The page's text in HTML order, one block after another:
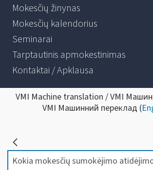
Mokesčių žinynas
Mokesčių kalendorius
Seminarai
Tarptautinis apmokestinimas
Kontaktai / Apklausa
VMI Machine translation / VMI
VMI Машинний переклад (